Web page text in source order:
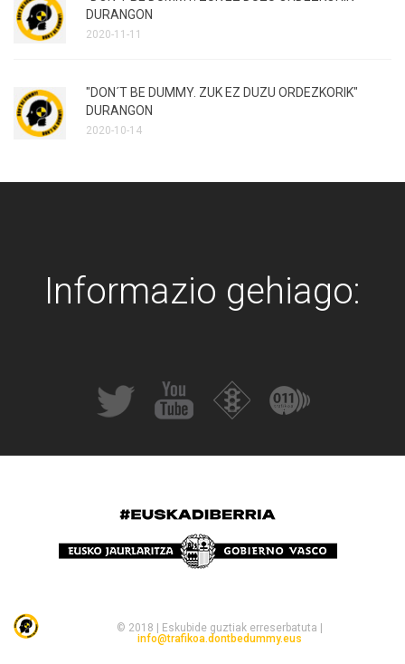
DURANGON
2020-11-11
"DON´T BE DUMMY. ZUK EZ DUZU ORDEZKORIK"
DURANGON
2020-10-14
Informazio gehiago:
© 2018 | Eskubide guztiak erreserbatuta |
info@trafikoa.dontbedummy.eus